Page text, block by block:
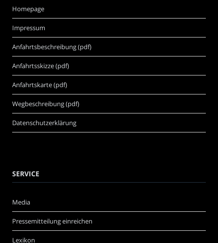
Homepage
Impressum
Anfahrtsbeschreibung (pdf)
Anfahrtsskizze (pdf)
Anfahrtskarte (pdf)
Wegbeschreibung (pdf)
Datenschutzerklärung
SERVICE
Media
Pressemitteilung einreichen
Lexikon